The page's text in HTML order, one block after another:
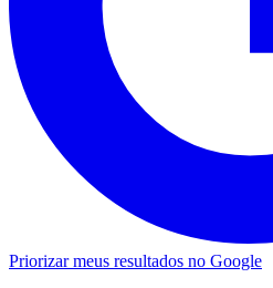
Priorizar meus resultados no Google